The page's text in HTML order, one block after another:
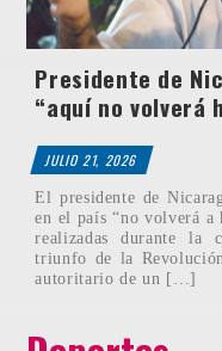
Presidente de
“aquí no volverá
JULIO 21, 2026
El presidente de
en el país “no volverá a
realizadas durante la
triunfo de la
autoritario de un […]